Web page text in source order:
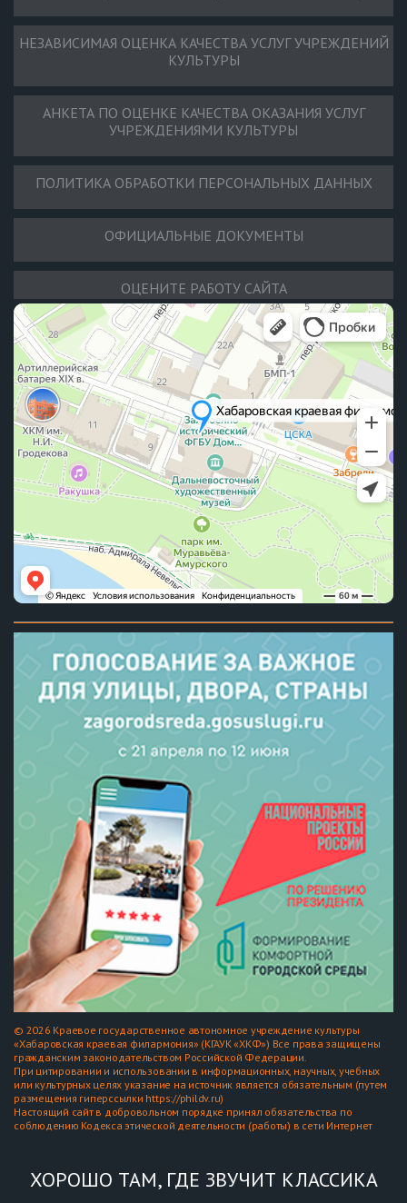
НЕЗАВИСИМАЯ ОЦЕНКА КАЧЕСТВА УСЛУГ УЧРЕЖДЕНИЙ
КУЛЬТУРЫ
АНКЕТА ПО ОЦЕНКЕ КАЧЕСТВА ОКАЗАНИЯ УСЛУГ
УЧРЕЖДЕНИЯМИ КУЛЬТУРЫ
ПОЛИТИКА ОБРАБОТКИ ПЕРСОНАЛЬНЫХ ДАННЫХ
ОФИЦИАЛЬНЫЕ ДОКУМЕНТЫ
ОЦЕНИТЕ РАБОТУ САЙТА
© 2026 Краевое государственное автономное учреждение культуры
«Хабаровская краевая филармония» (КГАУК «ХКФ») Все права защищены
гражданским законодательством Российской Федерации.
При цитировании и использовании в информационных, научных, учебных
или культурных целях указание на источник является обязательным (путем
размещения гиперссылки https://phildv.ru)
Настоящий сайт в добровольном порядке принял обязательства по
соблюдению Кодекса этической деятельности (работы) в сети Интернет
ХОРОШО ТАМ, ГДЕ ЗВУЧИТ КЛАССИКА